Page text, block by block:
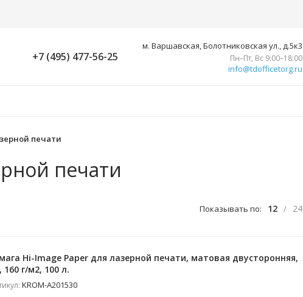
+7 (495) 477-56-25
м. Варшавская, Болотниковская ул., д.5к3
Пн–Пт, Вс 9:00–18:00
info@tdofficetorg.ru
печати
печати
Показывать по: 12 / 24
Hi-Image Paper для лазерной печати, матовая двусторонняя,
160 г/м2, 100 л.
KROM-A201530